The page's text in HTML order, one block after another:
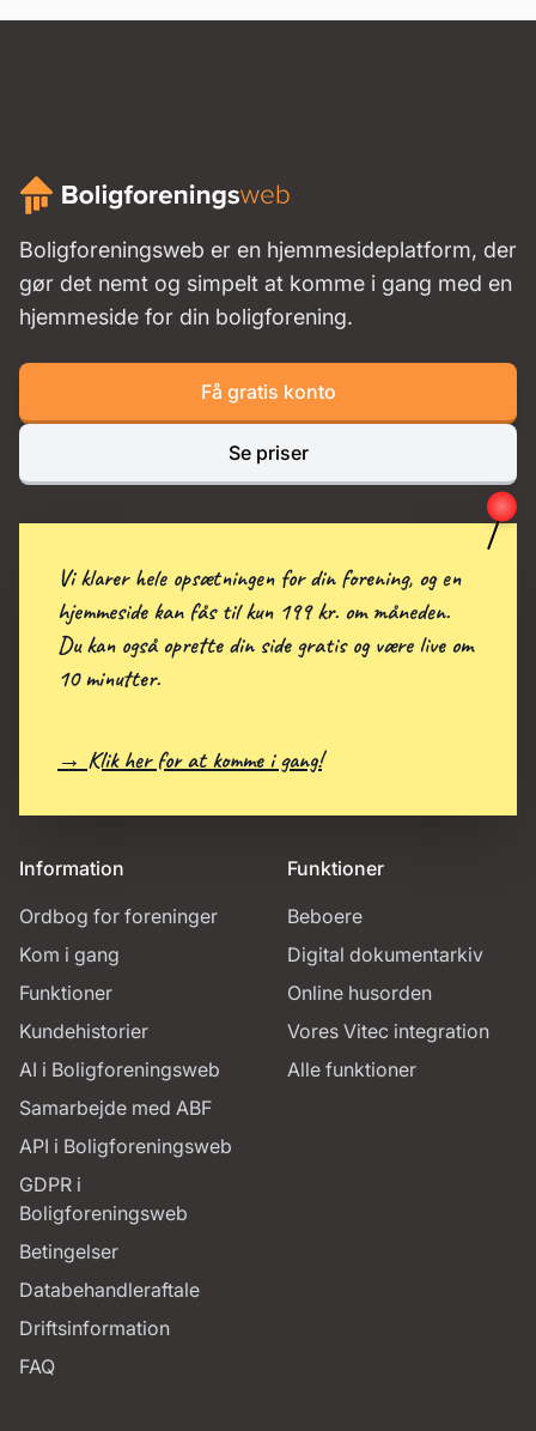
Boligforeningsweb er en hjemmesideplatform, der
gør det nemt og simpelt at komme i gang med en
hjemmeside for din boligforening.
Få gratis konto
Se priser
Information
Ordbog for foreninger
Kom i gang
Funktioner
Kundehistorier
AI i Boligforeningsweb
Samarbejde med ABF
API i Boligforeningsweb
GDPR i
Boligforeningsweb
Betingelser
Databehandleraftale
Driftsinformation
FAQ
Funktioner
Beboere
Digital dokumentarkiv
Online husorden
Vores Vitec integration
Alle funktioner
Vi klarer hele opsætningen for din forening, og en
hjemmeside kan fås til kun 199 kr. om måneden.
Du kan også oprette din side gratis og være live om
10 minutter.
→ Klik her for at komme i gang!